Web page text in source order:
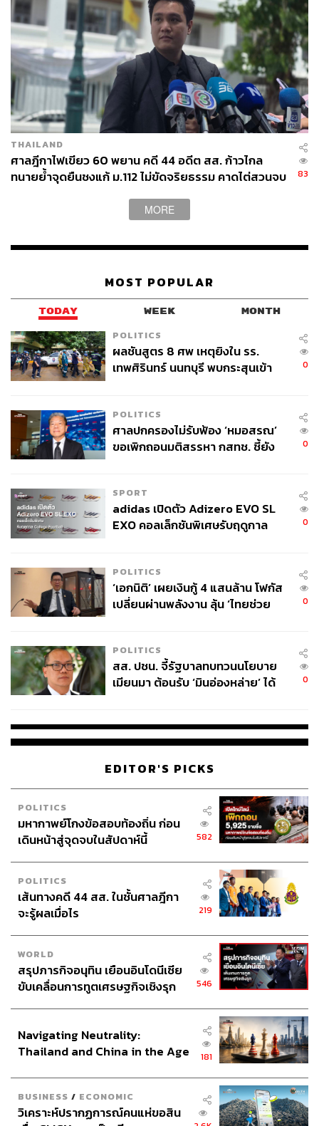
THAILAND
ศาลฎีกาไฟเขียว 60 พยาน คดี 44 อดีต สส. ก้าวไกล
ทนายย้ำจุดยืนชงแก้ ม.112 ไม่ขัดจริยธรรม คาดไต่สวนจบ
83
MORE
MOST POPULAR
TODAY WEEK MONTH
POLITICS
ผลชันสูตร 8 ศพ เหตุยิงใน รร.
เทพศิรินทร์ นนทบุรี พบกระสุนเข้า
0
POLITICS
ศาลปกครองไม่รับฟ้อง ‘หมอสรณ’
ขอเพิกถอนมติสรรหา กสทช. ชี้ยัง
0
SPORT
adidas เปิดตัว Adizero EVO SL
EXO คอลเล็กชันพิเศษรับฤดูกาล
0
POLITICS
‘เอกนิติ’ เผยเงินกู้ 4 แสนล้าน โฟกัส
เปลี่ยนผ่านพลังงาน ลุ้น ‘ไทยช่วย
0
POLITICS
สส. ปชน. จี้รัฐบาลทบทวนนโยบาย
เมียนมา ต้อนรับ ‘มินอ่องหล่าย’ ได้
0
EDITOR'S PICKS
POLITICS
มหากาพย์โกงข้อสอบท้องถิ่น ก่อน
เดินหน้าสู่จุดจบในสัปดาห์นี้
582
POLITICS
เส้นทางคดี 44 สส. ในชั้นศาลฎีกา
จะรู้ผลเมื่อไร
219
WORLD
สรุปภารกิจอนุทิน เยือนอินโดนีเซีย
ขับเคลื่อนการทูตเศรษฐกิจเชิงรุก
546
Navigating Neutrality:
Thailand and China in the Age
181
BUSINESS / ECONOMIC
วิเคราะห์ปรากฏการณ์คนแห่ขอสิน